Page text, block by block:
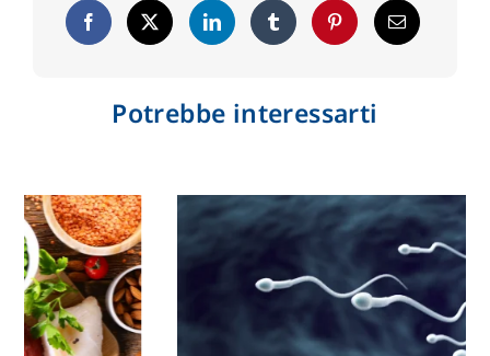
Potrebbe interessarti